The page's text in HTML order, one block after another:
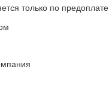
только по предоплате.